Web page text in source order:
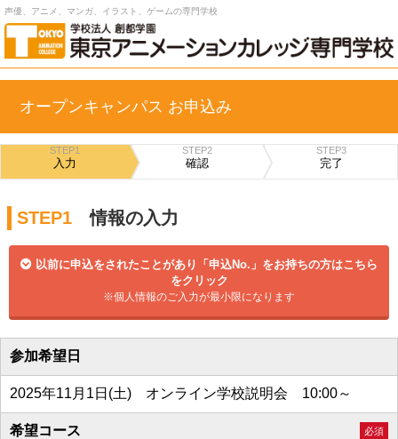
声優、アニメ、マンガ、イラスト、ゲームの専門学校
オープンキャンパス お申込み
STEP1
入力
STEP2
確認
STEP3
完了
STEP1 情報の入力
以前に申込をされたことがあり「申込No.」をお持ちの方はこちら
をクリック
※個人情報のご入力が最小限になります
参加希望日
2025年11月1日(土) オンライン学校説明会 10:00～
希望コース 必須